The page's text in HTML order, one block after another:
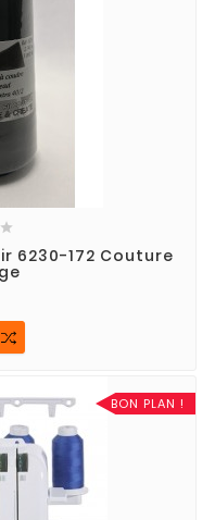

6230-172 Couture
BON PLAN !